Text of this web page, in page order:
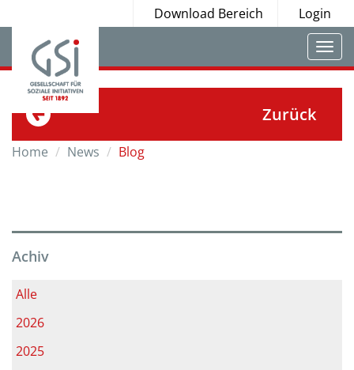
Download Bereich Login
Zurück
Home News Blog
Achiv
Alle
2026
2025